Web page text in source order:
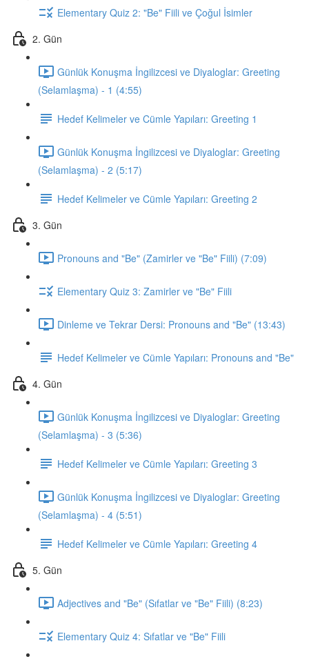
Elementary Quiz 2: "Be" Fiili ve Çoğul İsimler
2. Gün
Günlük Konuşma İngilizcesi ve Diyaloglar: Greeting
(Selamlaşma) - 1 (4:55)
Hedef Kelimeler ve Cümle Yapıları: Greeting 1
Günlük Konuşma İngilizcesi ve Diyaloglar: Greeting
(Selamlaşma) - 2 (5:17)
Hedef Kelimeler ve Cümle Yapıları: Greeting 2
3. Gün
Pronouns and "Be" (Zamirler ve "Be" Fiili) (7:09)
Elementary Quiz 3: Zamirler ve "Be" Fiili
Dinleme ve Tekrar Dersi: Pronouns and "Be" (13:43)
Hedef Kelimeler ve Cümle Yapıları: Pronouns and "Be"
4. Gün
Günlük Konuşma İngilizcesi ve Diyaloglar: Greeting
(Selamlaşma) - 3 (5:36)
Hedef Kelimeler ve Cümle Yapıları: Greeting 3
Günlük Konuşma İngilizcesi ve Diyaloglar: Greeting
(Selamlaşma) - 4 (5:51)
Hedef Kelimeler ve Cümle Yapıları: Greeting 4
5. Gün
Adjectives and "Be" (Sıfatlar ve "Be" Fiili) (8:23)
Elementary Quiz 4: Sıfatlar ve "Be" Fiili